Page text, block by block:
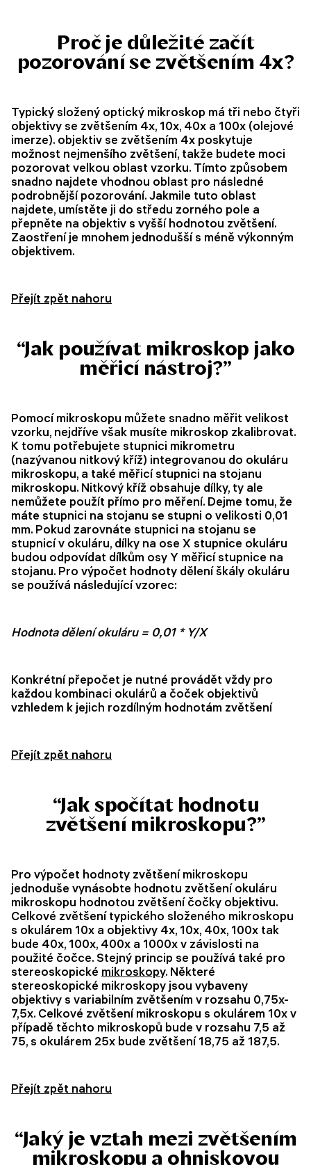
Proč je důležité začít
pozorování se zvětšením 4x?
Typický složený optický mikroskop má tři nebo čtyři
objektivy se zvětšením 4x, 10x, 40x a 100x (olejové
imerze). objektiv se zvětšením 4x poskytuje
možnost nejmenšího zvětšení, takže budete moci
pozorovat velkou oblast vzorku. Tímto způsobem
snadno najdete vhodnou oblast pro následné
podrobnější pozorování. Jakmile tuto oblast
najdete, umístěte ji do středu zorného pole a
přepněte na objektiv s vyšší hodnotou zvětšení.
Zaostření je mnohem jednodušší s méně výkonným
objektivem.
Přejít zpět nahoru
“Jak používat mikroskop jako
měřicí nástroj?”
Pomocí mikroskopu můžete snadno měřit velikost
vzorku, nejdříve však musíte mikroskop zkalibrovat.
K tomu potřebujete stupnici mikrometru
(nazývanou nitkový kříž) integrovanou do okuláru
mikroskopu, a také měřicí stupnici na stojanu
mikroskopu. Nitkový kříž obsahuje dílky, ty ale
nemůžete použít přímo pro měření. Dejme tomu, že
máte stupnici na stojanu se stupni o velikosti 0,01
mm. Pokud zarovnáte stupnici na stojanu se
stupnicí v okuláru, dílky na ose X stupnice okuláru
budou odpovídat dílkům osy Y měřicí stupnice na
stojanu. Pro výpočet hodnoty dělení škály okuláru
se používá následující vzorec:
Hodnota dělení okuláru = 0,01 * Y/X
Konkrétní přepočet je nutné provádět vždy pro
každou kombinaci okulárů a čoček objektivů
vzhledem k jejich rozdílným hodnotám zvětšení
Přejít zpět nahoru
“Jak spočítat hodnotu
zvětšení mikroskopu?”
Pro výpočet hodnoty zvětšení mikroskopu
jednoduše vynásobte hodnotu zvětšení okuláru
mikroskopu hodnotou zvětšení čočky objektivu.
Celkové zvětšení typického složeného mikroskopu
s okulárem 10x a objektivy 4x, 10x, 40x, 100x tak
bude 40x, 100x, 400x a 1000x v závislosti na
použité čočce. Stejný princip se používá také pro
stereoskopické mikroskopy. Některé
stereoskopické mikroskopy jsou vybaveny
objektivy s variabilním zvětšením v rozsahu 0,75x-
7,5x. Celkové zvětšení mikroskopu s okulárem 10x v
případě těchto mikroskopů bude v rozsahu 7,5 až
75, s okulárem 25x bude zvětšení 18,75 až 187,5.
Přejít zpět nahoru
“Jaký je vztah mezi zvětšením
mikroskopu a ohniskovou